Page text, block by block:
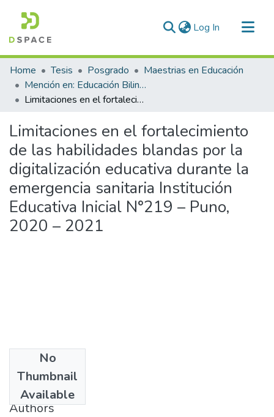
Log In (current)
Communities & Collections
All of DSpace
Statistics
Home Tesis Posgrado
Maestrias en Educación
Mención en: Educación Bilingue Intercultural y Gerencia Educativa
Limitaciones en el fortalecimiento de las habilidades blandas por la digitalización educativa durante la emergencia sanitaria Institución Educativa Inicial N°219 – Puno, 2020 – 2021
Limitaciones en el fortalecimiento
de las habilidades blandas por la
digitalización educativa durante la
emergencia sanitaria Institución
Educativa Inicial N°219 – Puno,
2020 – 2021
No
Thumbnail
Available
2023
Authors